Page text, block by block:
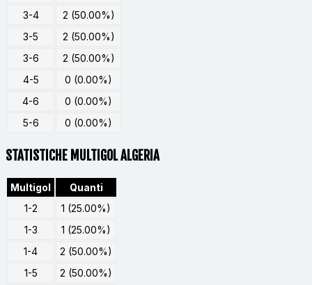
3-4
2 (50.00%)
3-5
2 (50.00%)
3-6
2 (50.00%)
4-5
0 (0.00%)
4-6
0 (0.00%)
5-6
0 (0.00%)
STATISTICHE MULTIGOL ALGERIA
Multigol
Quanti
1-2
1 (25.00%)
1-3
1 (25.00%)
1-4
2 (50.00%)
1-5
2 (50.00%)